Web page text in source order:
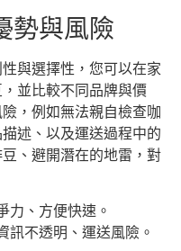
勢與風險
與選擇性，您可以在家
並比較不同品牌與價
，例如無法親自檢查咖
述、以及運送過程中的
、避開潛在的地雷，對
力、方便快速。
訊不透明、運送風險。